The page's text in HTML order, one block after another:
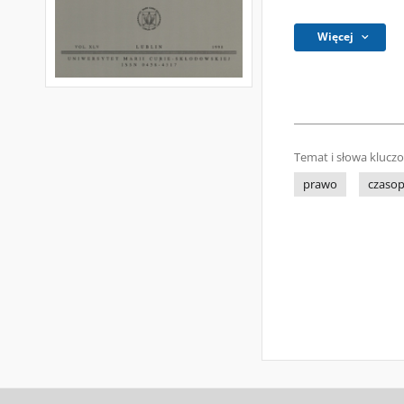
Więcej
Temat i słowa
prawo